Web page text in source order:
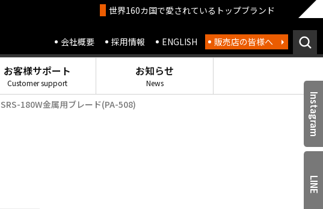
世界160カ国で愛されているトップブランド
会社概要 採用情報 ENGLISH 販売店の皆様へ
お客様サポート
Customer support
お知らせ
News
SRS-180W金属用ブレード(PA-508) Instagram
LINE